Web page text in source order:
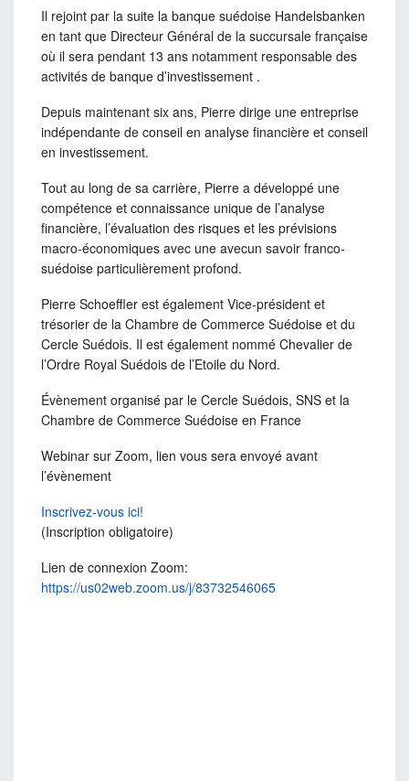
Il rejoint par la suite la banque suédoise Handelsbanken
en tant que Directeur Général de la succursale française
où il sera pendant 13 ans notamment responsable des
activités de banque d’investissement .
Depuis maintenant six ans, Pierre dirige une entreprise
indépendante de conseil en analyse financière et conseil
en investissement.
Tout au long de sa carrière, Pierre a développé une
compétence et connaissance unique de l’analyse
financière, l’évaluation des risques et les prévisions
macro-économiques avec une avecun savoir franco-
suédoise particulièrement profond.
Pierre Schoeffler est également Vice-président et
trésorier de la Chambre de Commerce Suédoise et du
Cercle Suédois. Il est également nommé Chevalier de
l’Ordre Royal Suédois de l’Etoile du Nord.
Évènement organisé par le Cercle Suédois, SNS et la
Chambre de Commerce Suédoise en France
Webinar sur Zoom, lien vous sera envoyé avant
l’évènement
Inscrivez-vous ici!
(Inscription obligatoire)
Lien de connexion Zoom:
https://us02web.zoom.us/j/83732546065